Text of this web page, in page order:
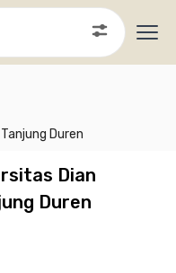
Duren
Dian
Duren